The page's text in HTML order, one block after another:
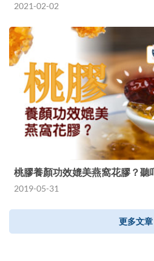
2021-02-02
桃膠養顏功效媲美燕窩花膠？聽
2019-05-31
更多文章